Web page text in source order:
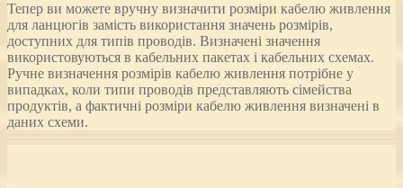
Тепер ви можете вручну визначити розміри кабелю живлення
для ланцюгів замість використання значень розмірів,
доступних для типів проводів. Визначені значення
використовуються в кабельних пакетах і кабельних схемах.
Ручне визначення розмірів кабелю живлення потрібне у
випадках, коли типи проводів представляють сімейства
продуктів, а фактичні розміри кабелю живлення визначені в
даних схеми.